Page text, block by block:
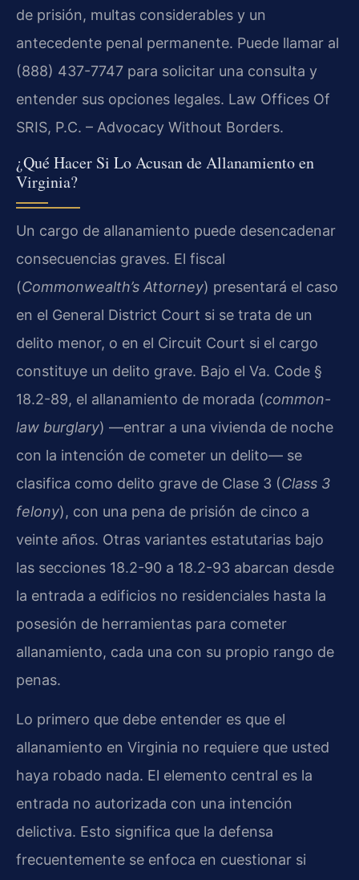
de prisión, multas considerables y un
antecedente penal permanente. Puede llamar al
(888) 437-7747 para solicitar una consulta y
entender sus opciones legales. Law Offices Of
SRIS, P.C. – Advocacy Without Borders.
¿Qué Hacer Si Lo Acusan de Allanamiento en
Virginia?
Un cargo de allanamiento puede desencadenar
consecuencias graves. El fiscal
(Commonwealth’s Attorney) presentará el caso
en el General District Court si se trata de un
delito menor, o en el Circuit Court si el cargo
constituye un delito grave. Bajo el Va. Code §
18.2-89, el allanamiento de morada (common-
law burglary) —entrar a una vivienda de noche
con la intención de cometer un delito— se
clasifica como delito grave de Clase 3 (Class 3
felony), con una pena de prisión de cinco a
veinte años. Otras variantes estatutarias bajo
las secciones 18.2-90 a 18.2-93 abarcan desde
la entrada a edificios no residenciales hasta la
posesión de herramientas para cometer
allanamiento, cada una con su propio rango de
penas.
Lo primero que debe entender es que el
allanamiento en Virginia no requiere que usted
haya robado nada. El elemento central es la
entrada no autorizada con una intención
delictiva. Esto significa que la defensa
frecuentemente se enfoca en cuestionar si